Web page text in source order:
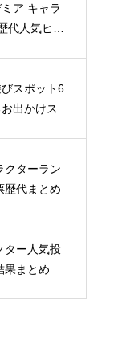
ア キャラ
代人気ヒー
スポット6
出かけスポ
クターラン
歴代まとめ
ター人気投
果まとめ